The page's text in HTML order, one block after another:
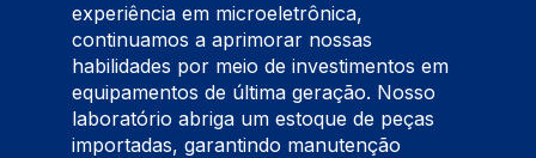
experiência em microeletrônica,
continuamos a aprimorar nossas
habilidades por meio de investimentos em
equipamentos de última geração. Nosso
laboratório abriga um estoque de peças
importadas, garantindo manutenção